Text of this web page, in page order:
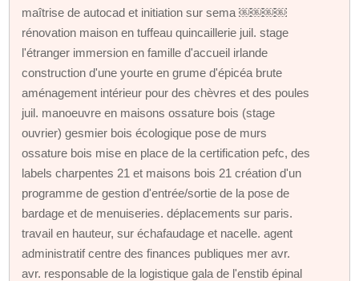
maîtrise de autocad et initiation sur sema ￼￼￼￼
rénovation maison en tuffeau quincaillerie juil. stage
l'étranger immersion en famille d'accueil irlande
construction d'une yourte en grume d'épicéa brute
aménagement intérieur pour des chèvres et des poules
juil. manoeuvre en maisons ossature bois (stage
ouvrier) gesmier bois écologique pose de murs
ossature bois mise en place de la certification pefc, des
labels charpentes 21 et maisons bois 21 création d'un
programme de gestion d'entrée/sortie de la pose de
bardage et de menuiseries. déplacements sur paris.
travail en hauteur, sur échafaudage et nacelle. agent
administratif centre des finances publiques mer avr.
avr. responsable de la logistique gala de l'enstib épinal